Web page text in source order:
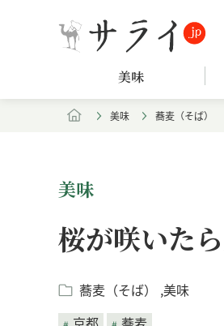
美味
美味 蕎麦（そば）
美味
桜が咲いた
蕎麦（そば）
美味